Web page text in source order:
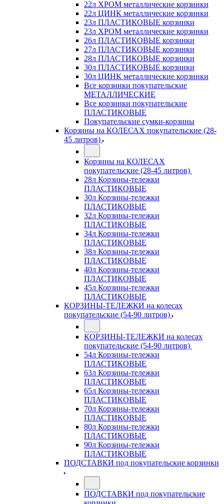
22л ХРОМ металлические корзинки
22л ЦИНК металлические корзинки
23л ПЛАСТИКОВЫЕ корзинки
23л ХРОМ металлические корзинки
26л ПЛАСТИКОВЫЕ корзинки
27л ПЛАСТИКОВЫЕ корзинки
28л ПЛАСТИКОВЫЕ корзинки
30л ПЛАСТИКОВЫЕ корзинки
30л ЦИНК металлические корзинки
Все корзинки покупательские
МЕТАЛЛИЧЕСКИЕ
Все корзинки покупательские
ПЛАСТИКОВЫЕ
Покупательские сумки-корзины
Корзины на КОЛЕСАХ покупательские (28-
45 литров)
Корзины на КОЛЕСАХ
покупательские (28-45 литров)
28л Корзины-тележки
ПЛАСТИКОВЫЕ
30л Корзины-тележки
ПЛАСТИКОВЫЕ
32л Корзины-тележки
ПЛАСТИКОВЫЕ
34л Корзины-тележки
ПЛАСТИКОВЫЕ
38л Корзины-тележки
ПЛАСТИКОВЫЕ
40л Корзины-тележки
ПЛАСТИКОВЫЕ
45л Корзины-тележки
ПЛАСТИКОВЫЕ
КОРЗИНЫ-ТЕЛЕЖКИ на колесах
покупательские (54-90 литров)
КОРЗИНЫ-ТЕЛЕЖКИ на колесах
покупательские (54-90 литров)
54л Корзины-тележки
ПЛАСТИКОВЫЕ
63л Корзины-тележки
ПЛАСТИКОВЫЕ
65л Корзины-тележки
ПЛАСТИКОВЫЕ
70л Корзины-тележки
ПЛАСТИКОВЫЕ
80л Корзины-тележки
ПЛАСТИКОВЫЕ
90л Корзины-тележки
ПЛАСТИКОВЫЕ
ПОДСТАВКИ под покупательские корзинки
ПОДСТАВКИ под покупательские